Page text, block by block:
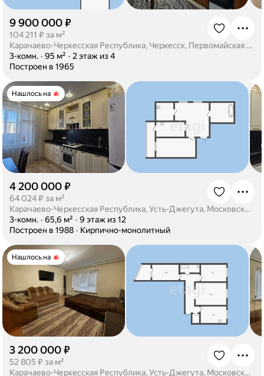
9 900 000 ₽
104 211 ₽ за м²
Карачаево-Черкесская Республика, Черкесск, Первомайская улица, 32
3-комн. · 95 м² · 2 этаж из 4
Построен в 1965
Нашлось на
4 200 000 ₽
64 024 ₽ за м²
Карачаево-Черкесская Республика, Усть-Джегута, Московский микрорайон, 39
3-комн. · 65,6 м² · 9 этаж из 12
Построен в 1988 · Кирпично-монолитный
Нашлось на
3 200 000 ₽
52 805 ₽ за м²
Карачаево-Черкесская Республика, Усть-Джегута, Московский микрорайон, 6